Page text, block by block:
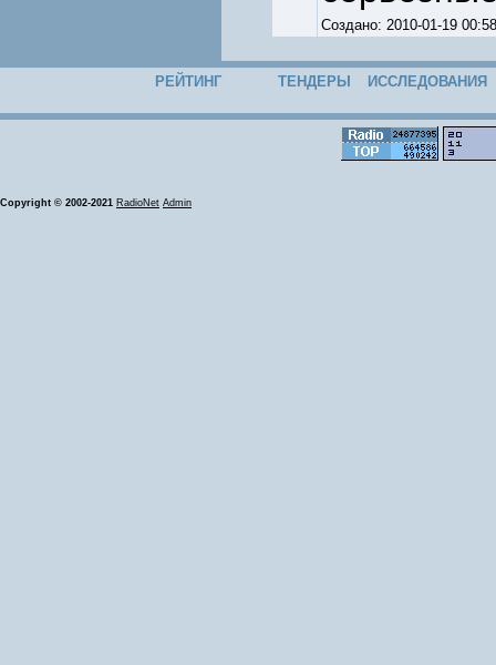
Создано: 2010-01-19
РЕЙТИНГ ТЕНДЕРЫ ИССЛЕДОВАНИЯ
Copyright © 2002-2021 RadioNet Admin